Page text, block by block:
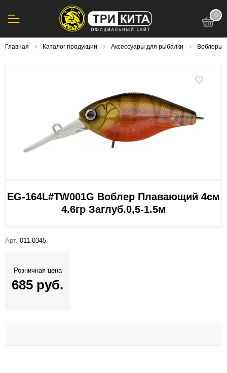
0
Главная Каталог продукции Аксессуары для рыбалки Воблеры
EG-164L#TW001G Воблер Плавающий 4см
4.6гр Заглуб.0,5-1.5м
Арт. 011.0345
Розничная цена
685 руб.